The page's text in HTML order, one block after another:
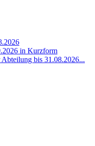
in Kurzform
bis 31.08.2026...